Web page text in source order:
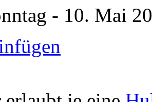
- 10. Mai